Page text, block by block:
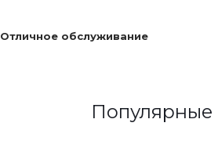
Отличное обслуживание
Популярные